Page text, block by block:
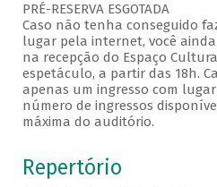
PRÉ-RESERVA ESGOTADA
Caso não tenha conseguido
lugar pela internet, você
na recepção do Espaço
espetáculo, a partir das 18h.
apenas um ingresso com
número de ingressos
máxima do auditório.
Repertório